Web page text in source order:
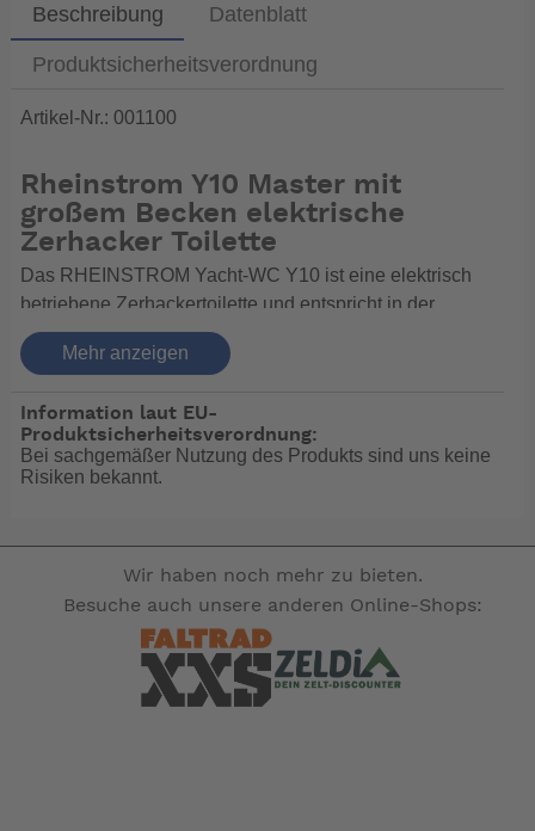
Beschreibung Datenblatt
Produktsicherheitsverordnung
Artikel-Nr.: 001100
Rheinstrom Y10 Master mit
großem Becken elektrische
Zerhacker Toilette
Das RHEINSTROM Yacht-WC Y10 ist eine elektrisch
betriebene Zerhackertoilette und entspricht in der
technischen Beschreibung der Y8. Das Yacht-WC
besitzt jedoch eine eigene Spülwasserpumpe. Als
Betätigung des Pedals wird Spülwasser angesaugt.
Gleichzeitig werden die Fäkalien abgepumpt. Da
dieses WC das Spülwasser bis zu 1 m über die
seewasserbeständigen Materialien hergestellt. Sie ist
geeignet für Segel- und Motoryachten sowie Personen-
und Berufsschiffe, insbesondere Behördenschiffe.
Mehr anzeigen
Information laut EU-
Produktsicherheitsverordnung:
Bei sachgemäßer Nutzung des Produkts sind uns keine
Risiken bekannt.
Wir haben noch mehr zu bieten.
Besuche auch unsere anderen Online-Shops: